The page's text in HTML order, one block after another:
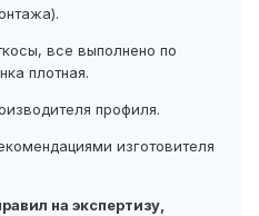
все выполнено по
плотная.
профиля.
изготовителя
на экспертизу,